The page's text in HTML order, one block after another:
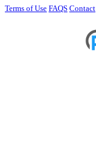
Terms of Use FAQS Contact